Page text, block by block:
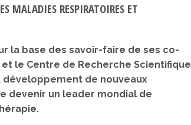
MALADIES RESPIRATOIRES ET
la base des savoir-faire de ses co-
le Centre de Recherche Scientifique
développement de nouveaux
devenir un leader mondial de